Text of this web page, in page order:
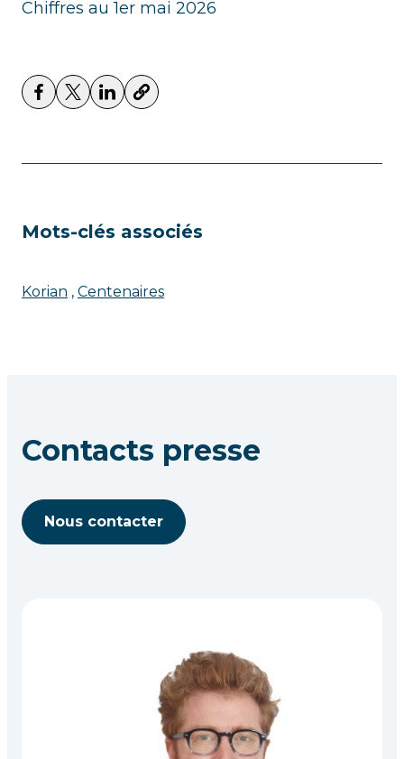
Chiffres au 1er mai 2026
Mots-clés associés
Korian Centenaires
Contacts presse
Nous contacter